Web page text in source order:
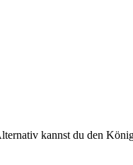
kannst du den